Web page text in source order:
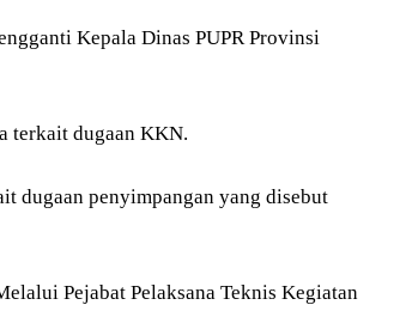
Kepala Dinas PUPR Provinsi
terkait dugaan KKN.
dugaan penyimpangan yang disebut
Pejabat Pelaksana Teknis Kegiatan